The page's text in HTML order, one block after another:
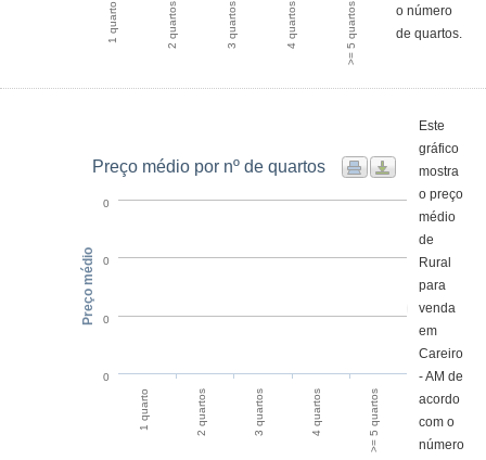
1 quarto 2 quartos 3 quartos 4 quartos >= 5 quartos
o número
de quartos.
Preço médio por nº de quartos
1 quarto 2 quartos 3 quartos 4 quartos >= 5 quartos
0
0
0
0
Preço médio
Este
gráfico
mostra
o preço
médio
de
Rural
para
venda
em
Careiro
- AM de
acordo
com o
número